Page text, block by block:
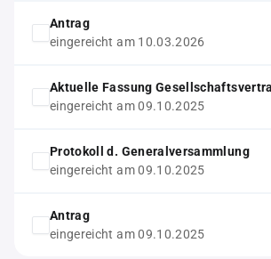
Antrag
eingereicht am 10.03.2026
Aktuelle Fassung
eingereicht am 09.10.2025
Protokoll d. Generalversammlung
eingereicht am 09.10.2025
Antrag
eingereicht am 09.10.2025